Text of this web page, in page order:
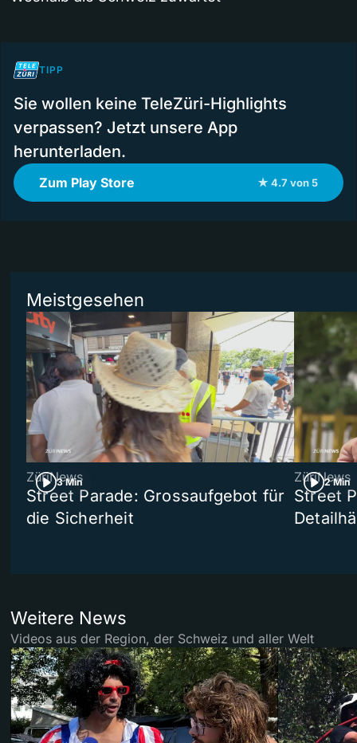
TIPP
Sie wollen keine TeleZüri-Highlights
verpassen? Jetzt unsere App
herunterladen.
Zum Play Store ★ 4.7 von 5
Meistgesehen
3 Min
ZüriNews
Street Parade: Grossaufgebot für
die Sicherheit
2 Min
ZüriNews
Street
Weitere News
Videos aus der Region, der Schweiz und aller Welt